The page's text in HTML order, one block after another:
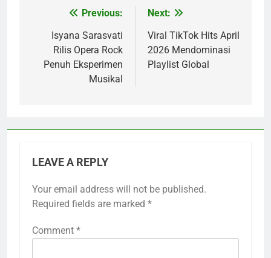
navigation
Previous:
Isyana Sarasvati
Rilis Opera Rock
Penuh Eksperimen
Musikal
Next:
Viral TikTok Hits April
2026 Mendominasi
Playlist Global
LEAVE A REPLY
Your email address will not be published.
Required fields are marked *
Comment *